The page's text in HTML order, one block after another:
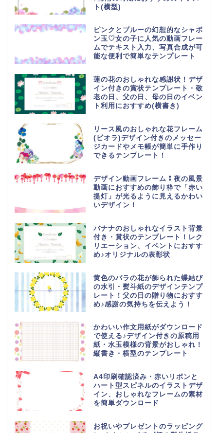
ト(横型)
ピンクとブルーの幻想的なシャボ
ン玉♡女の子に人気の動画フレー
ムでテキスト入力、写真合成が可
能な便利で簡単なテンプレート
蓮の花のおしゃれな感謝状！デザ
イン付きの賞状テンプレート・敬
老の日、父の日、母の日のイベン
ト利用におすすめ(横書き)
リース風のおしゃれな花フレーム
(ビオラ)デザイン付きのメッセー
ジカードやメモ帳が簡単に手作り
できるテンプレート！
デザイン動画フレーム⁑夜の風景
動画におすすめの飾り枠で「赤い
提灯」が光るように見えるかわい
いデザイン！
バナナのおしゃれなイラスト背景
付き・賞状のテンプレート！レク
リエーション、イベントにおすす
め♪オリジナルの表彰状
黄色のバラの花が飾られた蝶結び
の水引・熨斗紙のデザインテンプ
レート！父の日の贈り物におすす
め♪感謝の気持ちを伝えよう！
かわいい作文用紙がダウンロード
で使える♪デザイン付きの原稿用
紙・水玉模様の背景がおしゃれ！
縦書き・横型のテンプレート
A4印刷確認済み・赤いリボンと
ハート型スピネルのイラストデザ
イン、おしゃれなフレームの素材
を簡単ダウンロード
お祝いやプレゼントのラッピング